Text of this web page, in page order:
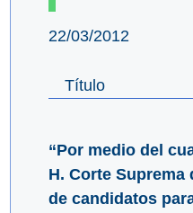
22/03/2012
Título
“Por medio del
H. Corte
de candidatos